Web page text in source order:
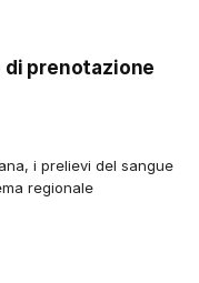
prenotazione
i prelievi del sangue
regionale